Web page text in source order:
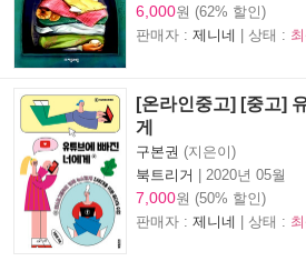
6,000원 (62% 할인)
판매자 : 제니네 | 상태 :
[온라인중고] [중고]
게
구본권 (지은이)
북트리거 | 2020년 05월
7,000원 (50% 할인)
판매자 : 제니네 | 상태 :